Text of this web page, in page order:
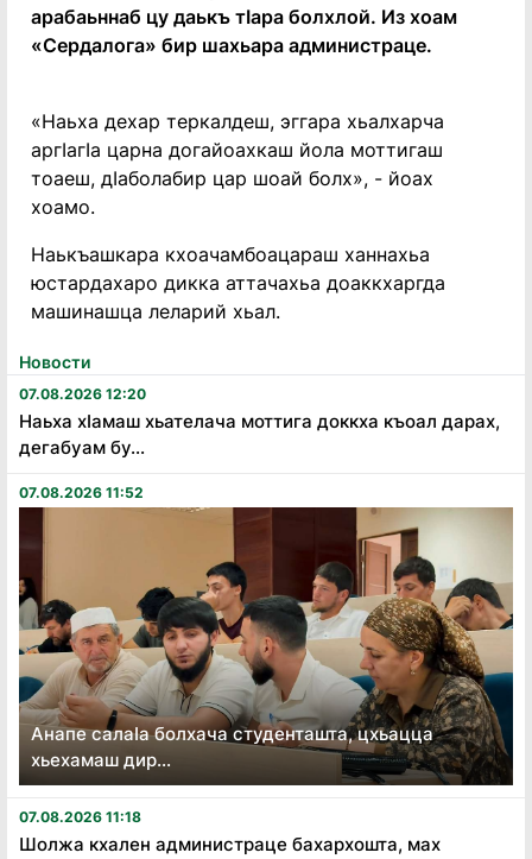
Новости
07.08.2026 12:20
Наьха хӏамаш хьателача моттига доккха къоал дарах,
дегабуам бу...
07.08.2026 11:52
Анапе салаӏа болхача студенташта, цхьацца
хьехамаш дир...
07.08.2026 11:18
Шолжа кхален администраце бахархошта, мах
арабаьннаб цу даькъ тӀара болхлой. Из хоам
«Сердалога» бир шахьара администраце.
«Наьха дехар теркалдеш, эггара хьалхарча
аргӀагӀа царна догайоахкаш йола моттигаш
тоаеш, дӀаболабир цар шоай болх», - йоах
хоамо.
Наькъашкара кхоачамбоацараш ханнахьа
юстардахаро дикка аттачахьа доаккхаргда
машинашца леларий хьал.